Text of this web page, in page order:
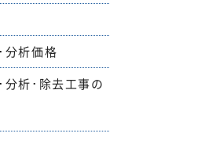
分析価格
析･除去工事の